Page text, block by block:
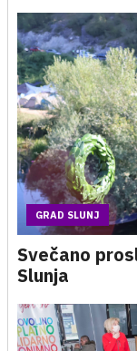
GRAD SLUNJ
Svečano
Slunja